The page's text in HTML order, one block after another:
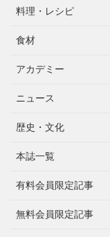
料理・レシピ
食材
アカデミー
ニュース
歴史・文化
本誌一覧
有料会員限定記事
無料会員限定記事